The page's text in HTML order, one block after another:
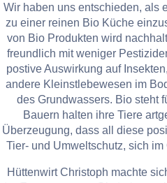
Wir haben uns entschieden, als
zu einer reinen Bio Küche
von Bio Produkten wird
freundlich mit weniger
postive Auswirkung auf
andere Kleinstlebewesen im
des Grundwassers. Bio steht
Bauern halten ihre Tiere
Überzeugung, dass all diese
Tier- und Umweltschutz, sich
Hüttenwirt Christoph machte